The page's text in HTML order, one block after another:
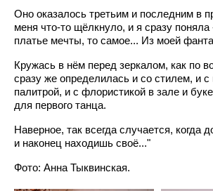
Оно оказалось третьим и последним в
меня что-то щёлкнуло, и я сразу
платье мечты, то самое... Из моей
Кружась в нём перед зеркалом, как по
сразу же определилась и со стилем, и с
палитрой, и с флористикой в зале и
для первого танца.
Наверное, так всегда случается, когда
и наконец находишь своё..."
Фото: Анна Тыквинская.